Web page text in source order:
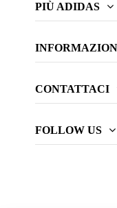
PIÙ ADIDAS
CONTATTACI
FOLLOW US